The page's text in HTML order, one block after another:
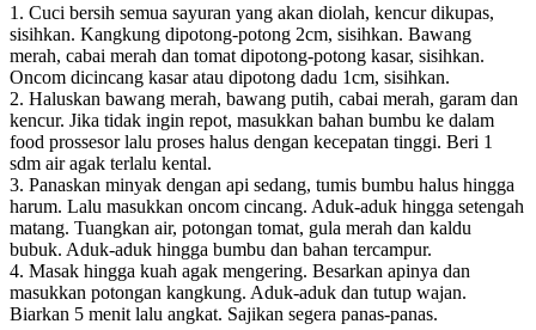
1. Cuci bersih semua sayuran yang akan diolah, kencur dikupas,
sisihkan. Kangkung dipotong-potong 2cm, sisihkan. Bawang
merah, cabai merah dan tomat dipotong-potong kasar, sisihkan.
Oncom dicincang kasar atau dipotong dadu 1cm, sisihkan.
2. Haluskan bawang merah, bawang putih, cabai merah, garam dan
kencur. Jika tidak ingin repot, masukkan bahan bumbu ke dalam
food prossesor lalu proses halus dengan kecepatan tinggi. Beri 1
sdm air agak terlalu kental.
3. Panaskan minyak dengan api sedang, tumis bumbu halus hingga
harum. Lalu masukkan oncom cincang. Aduk-aduk hingga setengah
matang. Tuangkan air, potongan tomat, gula merah dan kaldu
bubuk. Aduk-aduk hingga bumbu dan bahan tercampur.
4. Masak hingga kuah agak mengering. Besarkan apinya dan
masukkan potongan kangkung. Aduk-aduk dan tutup wajan.
Biarkan 5 menit lalu angkat. Sajikan segera panas-panas.